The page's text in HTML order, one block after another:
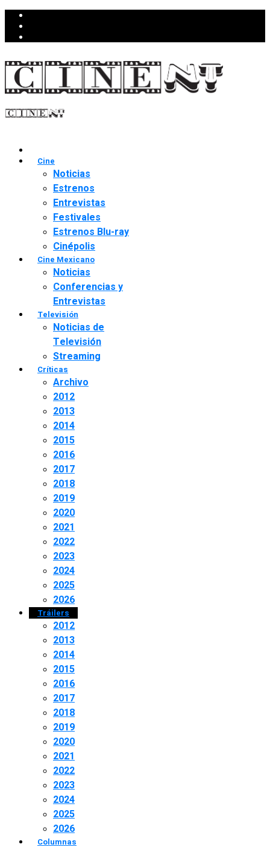
Cine
Noticias
Estrenos
Entrevistas
Festivales
Estrenos Blu-ray
Cinépolis
Cine Mexicano
Noticias
Conferencias y
Entrevistas
Televisión
Noticias de
Televisión
Streaming
Críticas
Archivo
2012
2013
2014
2015
2016
2017
2018
2019
2020
2021
2022
2023
2024
2025
2026
Tráilers
2012
2013
2014
2015
2016
2017
2018
2019
2020
2021
2022
2023
2024
2025
2026
Columnas